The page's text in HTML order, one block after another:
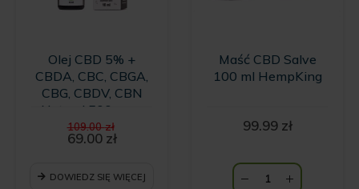
Olej CBD 5% +
CBDA, CBC, CBGA,
CBG, CBDV, CBN
Natural 500 mg -
10ml
109.00zł
cena
69.00 zł
wynosi:
DOWIEDZ SIĘ WIĘCEJ
Maść CBD Salve
100 ml HempKing
99.99 zł